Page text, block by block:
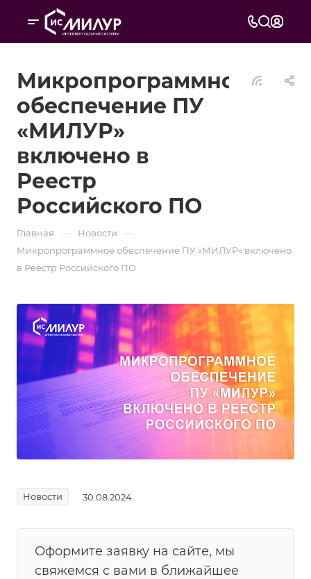
Микропрограммное
обеспечение ПУ
«МИЛУР»
включено в
Реестр
Российского ПО
Главная — Новости —
Микропрограммное обеспечение ПУ «МИЛУР» включено
в Реестр Российского ПО
Новости 30.08.2024
Оформите заявку на сайте, мы
свяжемся с вами в ближайшее